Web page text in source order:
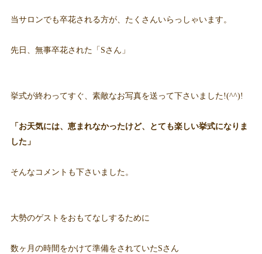
当サロンでも卒花される方が、たくさんいらっしゃいます。
先日、無事卒花された「Sさん」
挙式が終わってすぐ、素敵なお写真を送って下さいました!(^^)!
「お天気には、恵まれなかったけど、とても楽しい挙式になりま
した」
そんなコメントも下さいました。
大勢のゲストをおもてなしするために
数ヶ月の時間をかけて準備をされていたSさん